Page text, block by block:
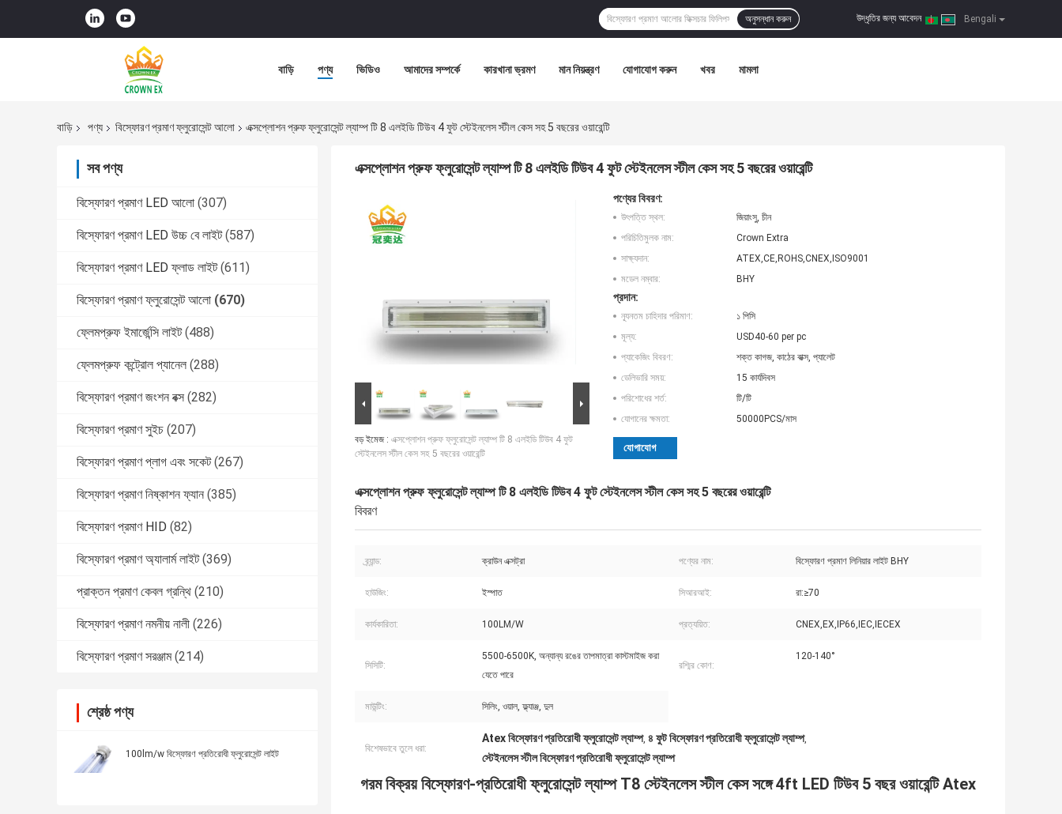
Bengali
উদ্ধৃতির জন্য আবেদন |
অনুসন্ধান করুন
বাড়ি পণ্য ভিডিও আমাদের সম্পর্কে কারখানা ভ্রমণ মান নিয়ন্ত্রণ যোগাযোগ করুন খবর মামলা
বাড়ি পণ্য বিস্ফোরণ প্রমাণ ফ্লুরোসেন্ট আলো এক্সপ্লোশন প্রুফ ফ্লুরোসেন্ট ল্যাম্প টি 8 এলইডি টিউব 4 ফুট স্টেইনলেস স্টীল কেস সহ 5 বছরের ওয়ারেন্টি
সব পণ্য
বিস্ফোরণ প্রমাণ LED আলো (307)
বিস্ফোরণ প্রমাণ LED উচ্চ বে লাইট (587)
বিস্ফোরণ প্রমাণ LED ফ্লাড লাইট (611)
বিস্ফোরণ প্রমাণ ফ্লুরোসেন্ট আলো (670)
ফ্লেমপ্রুফ ইমার্জেন্সি লাইট (488)
ফ্লেমপ্রুফ কন্ট্রোল প্যানেল (288)
বিস্ফোরণ প্রমাণ জংশন বক্স (282)
বিস্ফোরণ প্রমাণ সুইচ (207)
বিস্ফোরণ প্রমাণ প্লাগ এবং সকেট (267)
বিস্ফোরণ প্রমাণ নিষ্কাশন ফ্যান (385)
বিস্ফোরণ প্রমাণ HID (82)
বিস্ফোরণ প্রমাণ অ্যালার্ম লাইট (369)
প্রাক্তন প্রমাণ কেবল গ্রন্থি (210)
বিস্ফোরণ প্রমাণ নমনীয় নালী (226)
বিস্ফোরণ প্রমাণ সরঞ্জাম (214)
শ্রেষ্ঠ পণ্য
100lm/w বিস্ফোরণ প্রতিরোধী ফ্লুরোসেন্ট লাইট
এক্সপ্লোশন প্রুফ ফ্লুরোসেন্ট ল্যাম্প টি 8 এলইডি টিউব 4 ফুট স্টেইনলেস স্টীল কেস সহ 5 বছরের ওয়ারেন্টি
বড় ইমেজ : এক্সপ্লোশন প্রুফ ফ্লুরোসেন্ট ল্যাম্প টি 8 এলইডি টিউব 4 ফুট
স্টেইনলেস স্টীল কেস সহ 5 বছরের ওয়ারেন্টি
পণ্যের বিবরণ:
উৎপত্তি স্থল:
জিয়াংসু, চীন
পরিচিতিমুলক নাম:
Crown Extra
সাক্ষ্যদান:
ATEX,CE,ROHS,CNEX,ISO9001
মডেল নম্বার:
BHY
প্রদান:
ন্যূনতম চাহিদার পরিমাণ:
১ পিসি
মূল্য:
USD40-60 per pc
প্যাকেজিং বিবরণ:
শক্ত কাগজ, কাঠের বাক্স, প্যালেট
ডেলিভারি সময়:
15 কার্যদিবস
পরিশোধের শর্ত:
টি/টি
যোগানের ক্ষমতা:
50000PCS/মাস
যোগাযোগ
এক্সপ্লোশন প্রুফ ফ্লুরোসেন্ট ল্যাম্প টি 8 এলইডি টিউব 4 ফুট স্টেইনলেস স্টীল কেস সহ 5 বছরের ওয়ারেন্টি
বিবরণ
ব্র্যান্ড: ক্রাউন এক্সট্রা পণ্যের নাম: বিস্ফোরণ প্রমাণ লিনিয়ার লাইট BHY
হাউজিং: ইস্পাত সিআরআই: রা:≥70
কার্যকারিতা: 100LM/W প্রত্যয়িত: CNEX,EX,IP66,IEC,IECEX
সিসিটি:
5500-6500K, অন্যান্য রঙের তাপমাত্রা কাস্টমাইজ করা
যেতে পারে
রশ্মির কোণ:
120-140°
মাউন্টিং: সিলিং, ওয়াল, ফ্ল্যাঞ্জ, দুল
বিশেষভাবে তুলে ধরা:
Atex বিস্ফোরণ প্রতিরোধী ফ্লুরোসেন্ট ল্যাম্প, ৪ ফুট বিস্ফোরণ প্রতিরোধী ফ্লুরোসেন্ট ল্যাম্প,
স্টেইনলেস স্টীল বিস্ফোরণ প্রতিরোধী ফ্লুরোসেন্ট ল্যাম্প
গরম বিক্রয় বিস্ফোরণ-প্রতিরোধী ফ্লুরোসেন্ট ল্যাম্প T8 স্টেইনলেস স্টীল কেস সঙ্গে 4ft LED টিউব 5 বছর ওয়ারেন্টি Atex